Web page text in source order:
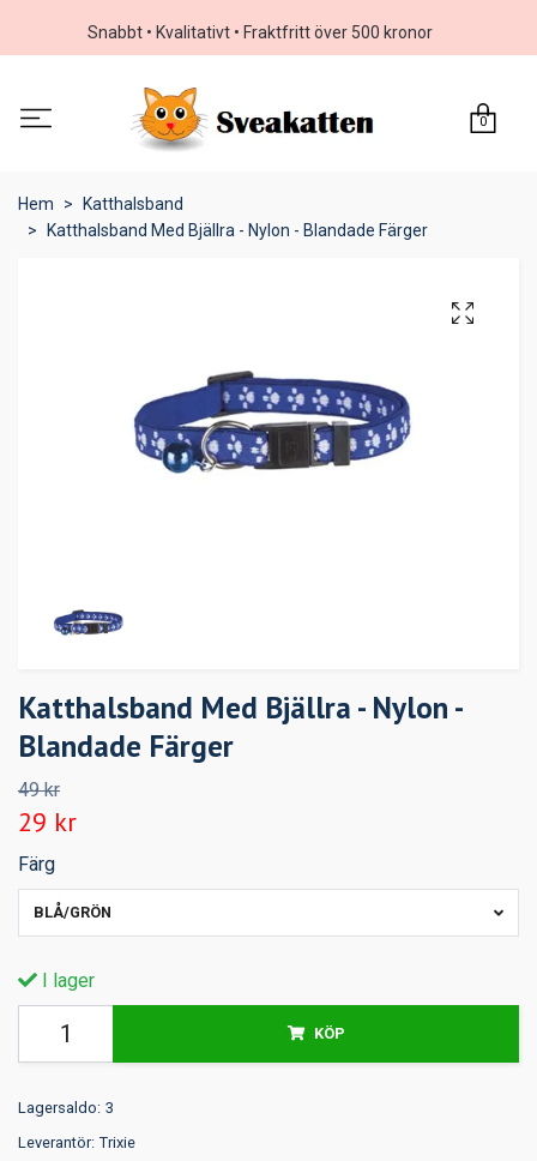
Snabbt • Kvalitativt • Fraktfritt över 500 kronor
0
Hem
Katthalsband
Katthalsband Med Bjällra - Nylon - Blandade Färger
Katthalsband Med Bjällra - Nylon -
Blandade Färger
49 kr
29 kr
Färg
BLÅ/GRÖN
I lager
KÖP
Lagersaldo: 3
Leverantör: Trixie